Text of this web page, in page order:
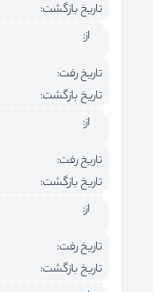
تاریخ بازگشت:
از:
تاریخ رفت:
تاریخ بازگشت:
از:
تاریخ رفت:
تاریخ بازگشت:
از:
تاریخ رفت:
تاریخ بازگشت: